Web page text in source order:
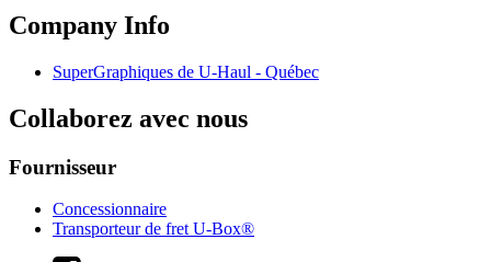
Company Info
SuperGraphiques de U-Haul - Québec
Collaborez avec nous
Fournisseur
Concessionnaire
Transporteur de fret U-Box®